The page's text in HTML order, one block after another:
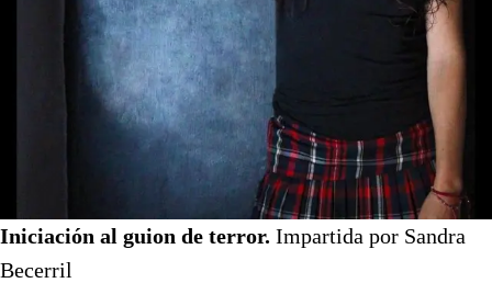
Iniciación al guion de terror. Impartida por Sandra
Becerril